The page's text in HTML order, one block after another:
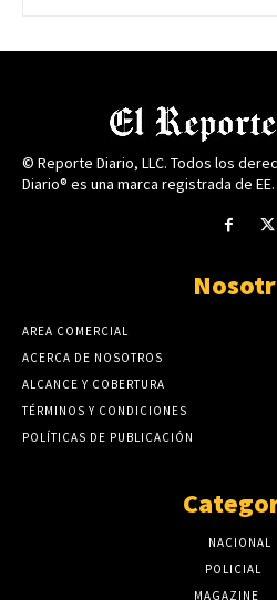
© Reporte Diario, LLC. Todos los
Diario® es una marca registrada de EE.
AREA COMERCIAL
ACERCA DE NOSOTROS
ALCANCE Y COBERTURA
TÉRMINOS Y CONDICIONES
POLÍTICAS DE PUBLICACIÓN
NACIONAL
POLICIAL
MAGAZINE